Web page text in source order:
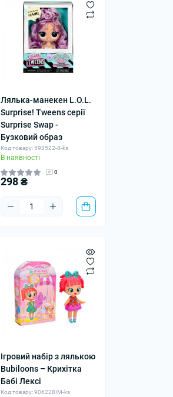
Лялька-манекен L.O.L.
Surprise! Tweens серії
Surprise Swap -
Бузковий образ
Код товару: 593522-8-ks
В наявності
0
298 ₴
Ігровий набір з лялькою
Bubiloons – Крихітка
Бабі Лексі
Код товару: 906228IM-ks